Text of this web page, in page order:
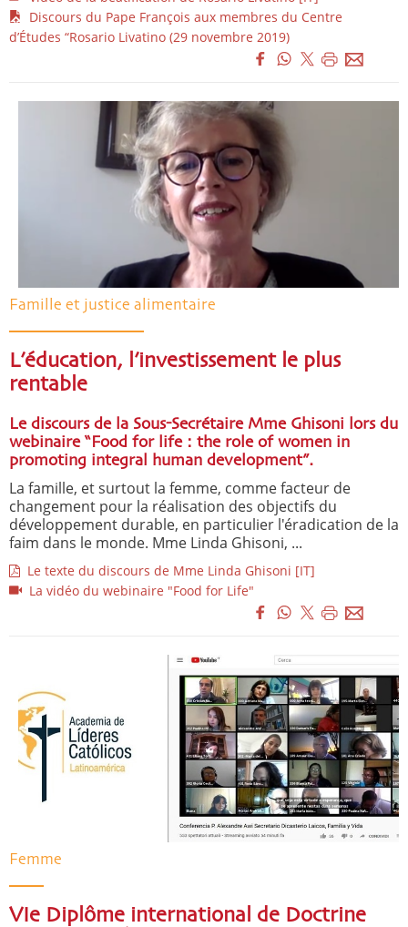
Discours du Pape François aux membres du Centre
d’Études “Rosario Livatino (29 novembre 2019)
Famille et justice alimentaire
L’éducation, l’investissement le plus
rentable
Le discours de la Sous-Secrétaire Mme Ghisoni lors du
webinaire “Food for life : the role of women in
promoting integral human development”.
La famille, et surtout la femme, comme facteur de
changement pour la réalisation des objectifs du
développement durable, en particulier l'éradication de la
faim dans le monde. Mme Linda Ghisoni, ...
Le texte du discours de Mme Linda Ghisoni [IT]
La vidéo du webinaire "Food for Life"
Femme
VIe Diplôme international de Doctrine